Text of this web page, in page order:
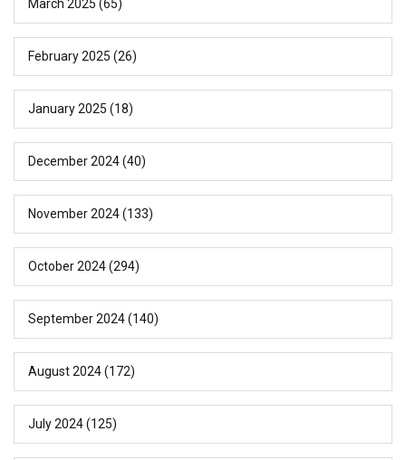
March 2025 (65)
February 2025 (26)
January 2025 (18)
December 2024(40)
November 2024(133)
October 2024(294)
September 2024(140)
August 2024(172)
July 2024(125)